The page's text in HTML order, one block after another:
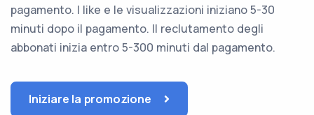
pagamento. I like e le visualizzazioni iniziano 5-30
minuti dopo il pagamento. Il reclutamento degli
abbonati inizia entro 5-300 minuti dal pagamento.
Iniziare la promozione